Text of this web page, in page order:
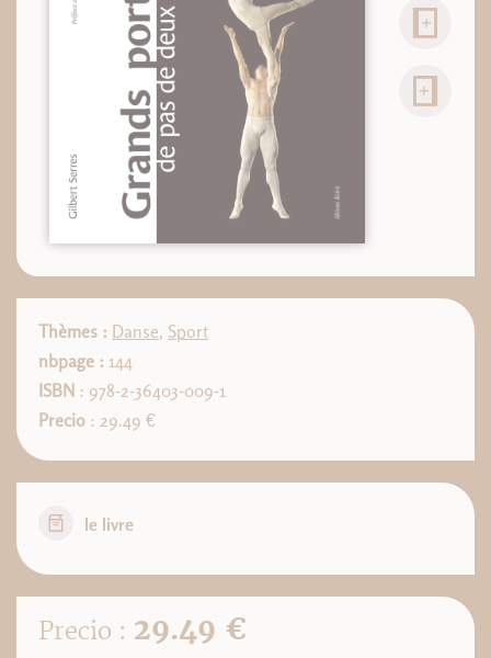
Thèmes : Danse, Sport
nbpage : 144
ISBN : 978-2-36403-009-1
Precio : 29.49 €
le livre
Precio : 29.49 €